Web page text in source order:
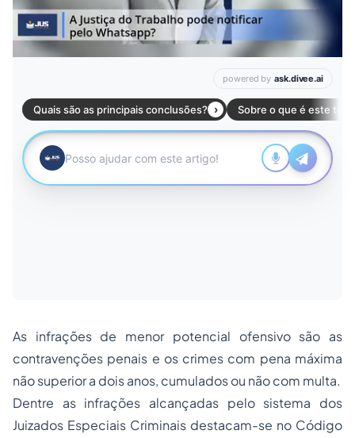
As infrações de menor potencial ofensivo são as
contravenções penais e os crimes com pena máxima
não superior a dois anos, cumulados ou não com multa.
Dentre as infrações alcançadas pelo sistema dos
Juizados Especiais Criminais destacam-se no Código